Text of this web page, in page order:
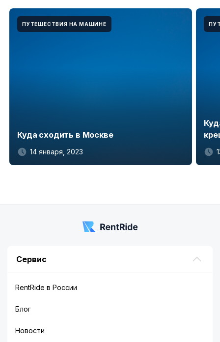
ПУТЕШЕСТВИЯ НА МАШИНЕ
Куда сходить в Москве
14 января, 2023
Сервис
RentRide в России
Блог
Новости